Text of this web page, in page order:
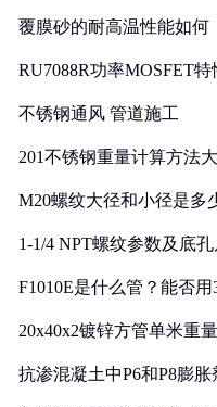
覆膜砂的耐高温性能如何
RU7088R功率MOSFET
不锈钢通风 管道施工
201不锈钢重量计算方法
M20螺纹大径和小径是多
1-1/4 NPT螺纹参数及底
F1010E是什么管？能否用
20x40x2镀锌方管单米重
抗渗混凝土中P6和P8膨